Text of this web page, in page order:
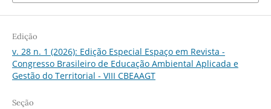
Edição
v. 28 n. 1 (2026): Edição Especial Espaço em Revista -
Congresso Brasileiro de Educação Ambiental Aplicada e
Gestão do Territorial - VIII CBEAAGT
Seção